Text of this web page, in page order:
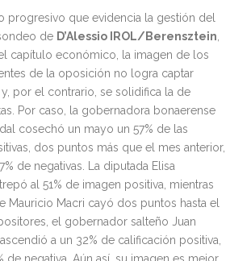
progresivo que evidencia la gestión del
de D’Alessio IROL/Berensztein,
capítulo económico, la imagen de los
de la oposición no logra captar
por el contrario, se solidifica la de
Por caso, la gobernadora bonaerense
cosechó un mayo un 57% de las
dos puntos más que el mes anterior,
de negativas. La diputada Elisa
al 51% de imagen positiva, mientras
Mauricio Macri cayó dos puntos hasta el
el gobernador salteño Juan
a un 32% de calificación positiva,